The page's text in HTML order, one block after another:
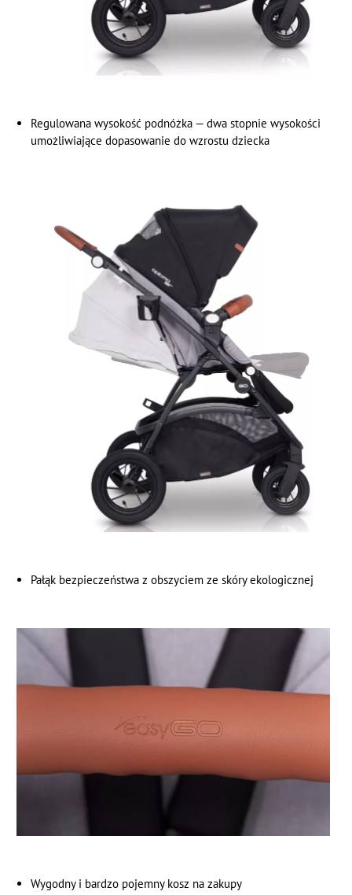
Regulowana wysokość podnóżka — dwa stopnie wysokości
umożliwiające dopasowanie do wzrostu dziecka
Pałąk bezpieczeństwa z obszyciem ze skóry ekologicznej
Wygodny i bardzo pojemny kosz na zakupy